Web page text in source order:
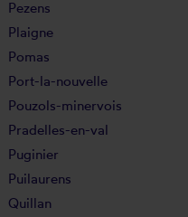
Pezens
Plaigne
Pomas
Port-la-nouvelle
Pouzols-minervois
Pradelles-en-val
Puginier
Puilaurens
Quillan